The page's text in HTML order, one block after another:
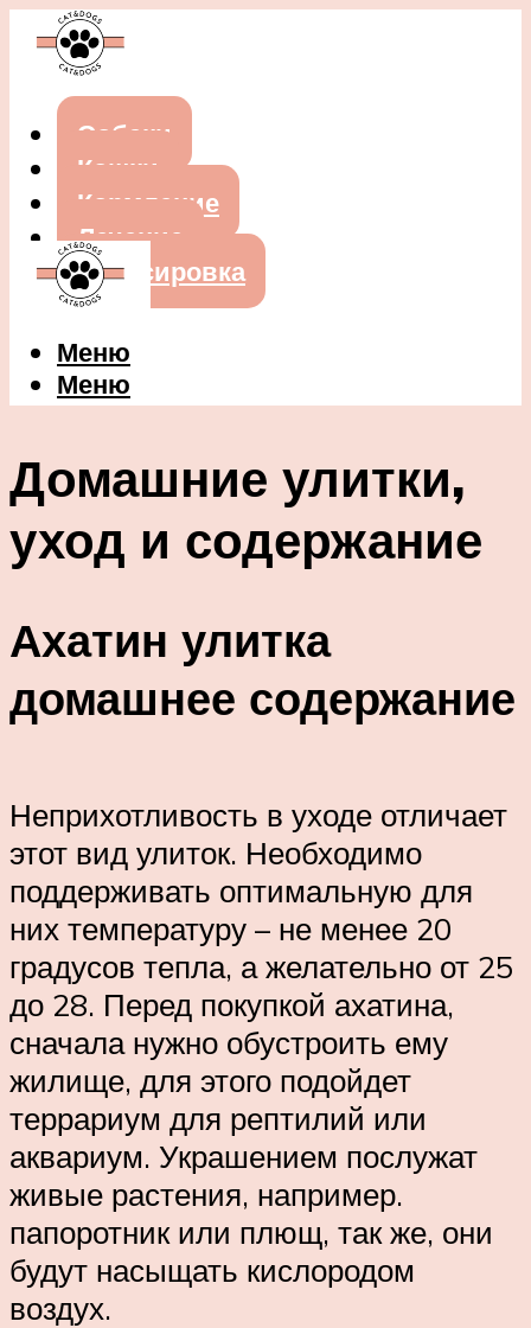
Собаки
Кошки
Кормление
Лечение
Дрессировка
Меню
Меню
Домашние улитки,
уход и содержание
Ахатин улитка
домашнее содержание
Неприхотливость в уходе отличает
этот вид улиток. Необходимо
поддерживать оптимальную для
них температуру – не менее 20
градусов тепла, а желательно от 25
до 28. Перед покупкой ахатина,
сначала нужно обустроить ему
жилище, для этого подойдет
террариум для рептилий или
аквариум. Украшением послужат
живые растения, например.
папоротник или плющ, так же, они
будут насыщать кислородом
воздух.